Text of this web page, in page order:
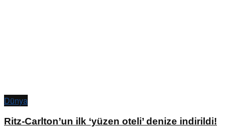
Dünya
Ritz-Carlton’un ilk ‘yüzen oteli’ denize indirildi!